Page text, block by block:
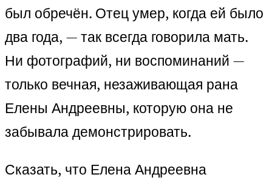
был обречён. Отец умер, когда ей было
два года, — так всегда говорила мать.
Ни фотографий, ни воспоминаний —
только вечная, незаживающая рана
Елены Андреевны, которую она не
забывала демонстрировать.
Сказать, что Елена Андреевна